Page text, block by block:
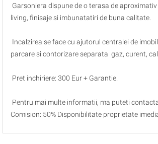
Garsoniera dispune de o terasa de
living, finisaje si imbunatatiri de buna calitate.
Incalzirea se face cu ajutorul centralei de
parcare si contorizare separata gaz, curent,
Pret inchiriere: 300 Eur + Garantie.
Pentru mai multe informatii, ma puteti
Comision: 50% Disponibilitate proprietate